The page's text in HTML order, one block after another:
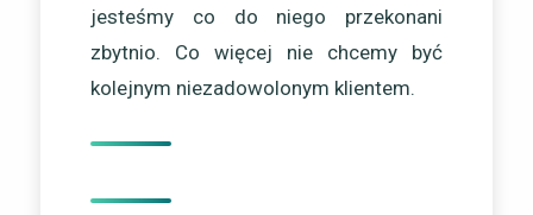
jesteśmy co do niego przekonani
zbytnio. Co więcej nie chcemy być
kolejnym niezadowolonym klientem.